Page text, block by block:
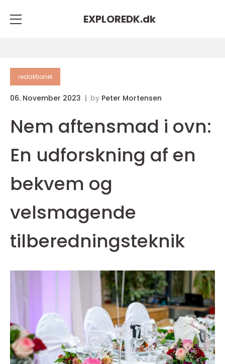
EXPLOREDK.dk
redaktionel
06. November 2023 by Peter Mortensen
Nem aftensmad i ovn:
En udforskning af en
bekvem og
velsmagende
tilberedningsteknik